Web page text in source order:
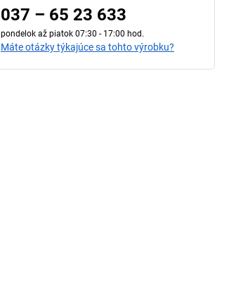
037 – 65 23 633
pondelok až piatok 07:30 - 17:00 hod.
Máte otázky týkajúce sa tohto výrobku?